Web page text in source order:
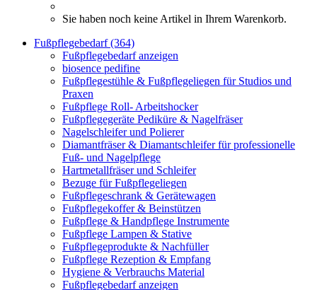
Sie haben noch keine Artikel in Ihrem Warenkorb.
Fußpflegebedarf (364)
Fußpflegebedarf anzeigen
biosence pedifine
Fußpflegestühle & Fußpflegeliegen für Studios und
Praxen
Fußpflege Roll- Arbeitshocker
Fußpflegegeräte Pediküre & Nagelfräser
Nagelschleifer und Polierer
Diamantfräser & Diamantschleifer für professionelle
Fuß- und Nagelpflege
Hartmetallfräser und Schleifer
Bezuge für Fußpflegeliegen
Fußpflegeschrank & Gerätewagen
Fußpflegekoffer & Beinstützen
Fußpflege & Handpflege Instrumente
Fußpflege Lampen & Stative
Fußpflegeprodukte & Nachfüller
Fußpflege Rezeption & Empfang
Hygiene & Verbrauchs Material
Fußpflegebedarf anzeigen